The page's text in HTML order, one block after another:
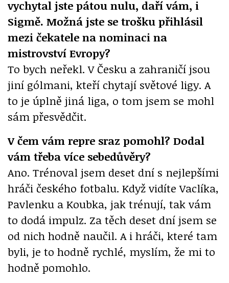
vychytal jste pátou nulu, daří vám, i
Sigmě. Možná jste se trošku přihlásil
mezi čekatele na nominaci na
mistrovství Evropy?
To bych neřekl. V Česku a zahraničí jsou
jiní gólmani, kteří chytají světové ligy. A
to je úplně jiná liga, o tom jsem se mohl
sám přesvědčit.
V čem vám repre sraz pomohl? Dodal
vám třeba více sebedůvěry?
Ano. Trénoval jsem deset dní s nejlepšími
hráči českého fotbalu. Když vidíte Vaclíka,
Pavlenku a Koubka, jak trénují, tak vám
to dodá impulz. Za těch deset dní jsem se
od nich hodně naučil. A i hráči, které tam
byli, je to hodně rychlé, myslím, že mi to
hodně pomohlo.